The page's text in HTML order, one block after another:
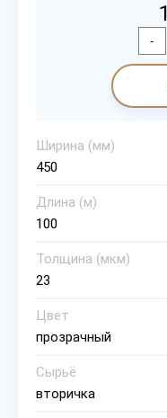
-
Ширина (мм)
450
Длина (м)
100
Толщина (мкм)
23
Цвет
прозрачный
Сырьё
вторичка